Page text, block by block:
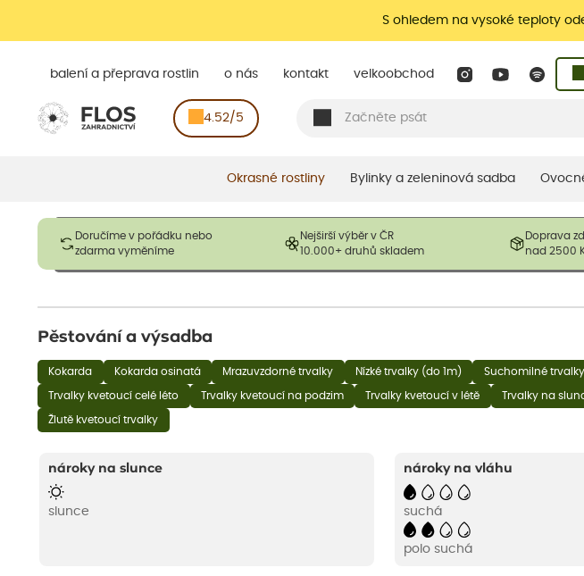
S ohledem na vysoké teploty
balení a přeprava rostlin o nás kontakt velkoobchod
4.52/5
Okrasné rostliny Bylinky a zeleninová sadba
Doručíme v pořádku nebo
zdarma vyměníme
Nejširší výběr v ČR
10.000+ druhů skladem
Doprava
nad 2500
Obrázky slouží pouze pro ilustrační účely a mají reprezentovat prodávané produkty. V závislosti na
opadavé rostliny dodávány v dormantním stavu a bez listů. Rostliny mohou být také sestřiženy
Pěstování a výsadba
Kokarda Kokarda osinatá Mrazuvzdorné trvalky Nízké trvalky (do 1m) Suchomilné trvalky
Trvalky kvetoucí celé léto Trvalky kvetoucí na podzim Trvalky kvetoucí v létě Trvalky na
Žlutě kvetoucí trvalky
nároky na slunce
slunce
nároky na vláhu
suchá
polo suchá